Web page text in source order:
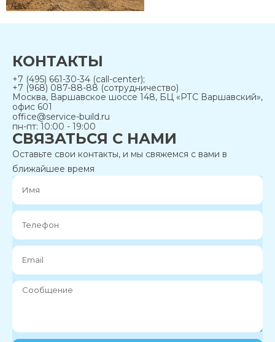
КОНТАКТЫ
+7 (495) 661-30-34 (call-center);
+7 (968) 087-88-88 (сотрудничество)
Москва, Варшавское шоссе 148, БЦ «РТС Варшавский»,
офис 601
office@service-build.ru
пн-пт: 10:00 - 19:00
СВЯЗАТЬСЯ С НАМИ
Оставьте свои контакты, и мы свяжемся с вами в
ближайшее время